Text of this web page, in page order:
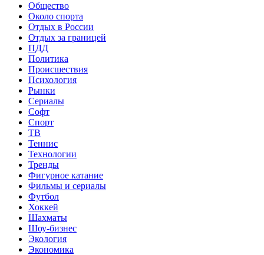
Общество
Около спорта
Отдых в России
Отдых за границей
ПДД
Политика
Происшествия
Психология
Рынки
Сериалы
Софт
Спорт
ТВ
Теннис
Технологии
Тренды
Фигурное катание
Фильмы и сериалы
Футбол
Хоккей
Шахматы
Шоу-бизнес
Экология
Экономика